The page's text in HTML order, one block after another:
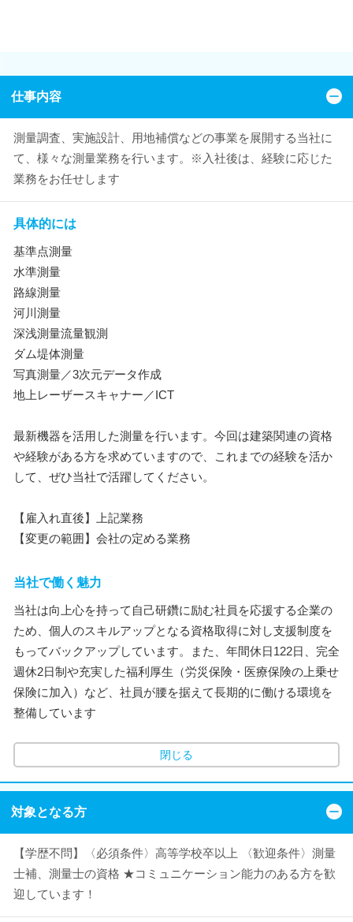
仕事内容
測量調査、実施設計、用地補償などの事業を展開する当社に
て、様々な測量業務を行います。※入社後は、経験に応じた
業務をお任せします
具体的には
基準点測量
水準測量
路線測量
河川測量
深浅測量流量観測
ダム堤体測量
写真測量／3次元データ作成
地上レーザースキャナー／ICT
最新機器を活用した測量を行います。今回は建築関連の資格
や経験がある方を求めていますので、これまでの経験を活か
して、ぜひ当社で活躍してください。
【雇入れ直後】上記業務
【変更の範囲】会社の定める業務
当社で働く魅力
当社は向上心を持って自己研鑽に励む社員を応援する企業の
ため、個人のスキルアップとなる資格取得に対し支援制度を
もってバックアップしています。また、年間休日122日、完全
週休2日制や充実した福利厚生（労災保険・医療保険の上乗せ
保険に加入）など、社員が腰を据えて長期的に働ける環境を
整備しています
閉じる
対象となる方
【学歴不問】〈必須条件〉高等学校卒以上 〈歓迎条件〉測量
士補、測量士の資格 ★コミュニケーション能力のある方を歓
迎しています！